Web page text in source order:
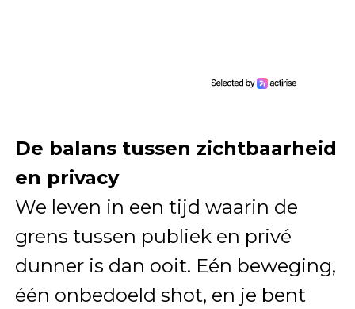
De balans tussen zichtbaarheid
en privacy
We leven in een tijd waarin de
grens tussen publiek en privé
dunner is dan ooit. Eén beweging,
één onbedoeld shot, en je bent